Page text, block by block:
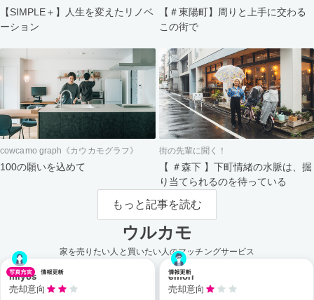
【SIMPLE＋】人生を変えたリノベ
ーション
【＃東陽町】周りと上手に交わる
この街で
cowcamo graph《カウカモグラフ》
100の願いを込めて
街の先輩に聞く！
【 ＃森下 】下町情緒の水脈は、掘
り当てられるのを待っている
もっと記事を読む
ウルカモ
家を売りたい人と買いたい人のマッチングサービス
miyos
売却意向
emori
売却意向